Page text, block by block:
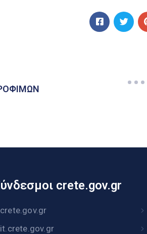
crete.gov.gr
crete.gov.gr
it.crete.gov.gr